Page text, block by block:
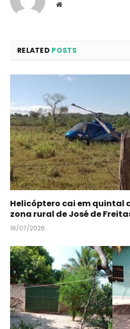
Website
RELATED POSTS
Helicóptero cai em quintal
zona rural de José de
16/07/2026